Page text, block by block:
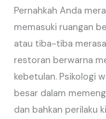
Pernahkah Anda
memasuki ruangan
atau tiba-tiba
restoran berwarna
kebetulan. Psikologi
besar dalam
dan bahkan perilaku
Desain
Interior
Rumah